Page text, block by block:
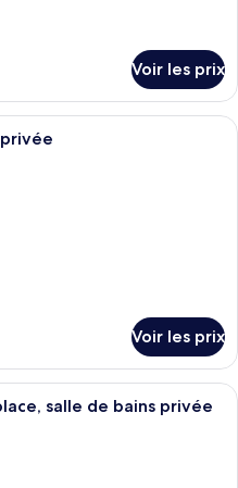
Voir les prix
Une chambre d’hôtel équipée
Voir les prix
Une chambre d’hôtel avec deux
salle de bains privée